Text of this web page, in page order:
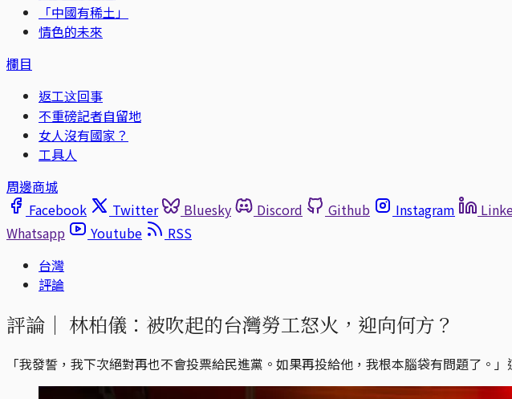
「中國有稀土」
情色的未來
欄目
返工这回事
不重磅記者自留地
女人沒有國家？
工具人
周邊商城
Facebook
Twitter Bluesky Discord Github Instagram
Whatsapp
Youtube
RSS
台灣
評論
評論｜ 林柏儀：被吹起的台灣勞工怒火，迎向何方？
「我發誓，我下次絕對再也不會投票給民進黨。如果再投給他，我根本腦袋有問題了。